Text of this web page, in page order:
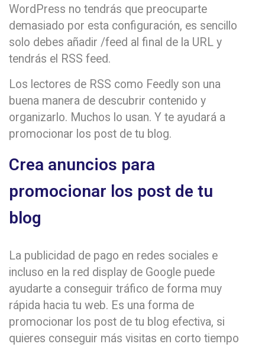
WordPress no tendrás que preocuparte
demasiado por esta configuración, es sencillo
solo debes añadir /feed al final de la URL y
tendrás el RSS feed.
Los lectores de RSS como Feedly son una
buena manera de descubrir contenido y
organizarlo. Muchos lo usan. Y te ayudará a
promocionar los post de tu blog.
Crea anuncios para
promocionar los post de tu
blog
La publicidad de pago en redes sociales e
incluso en la red display de Google puede
ayudarte a conseguir tráfico de forma muy
rápida hacia tu web. Es una forma de
promocionar los post de tu blog efectiva, si
quieres conseguir más visitas en corto tiempo